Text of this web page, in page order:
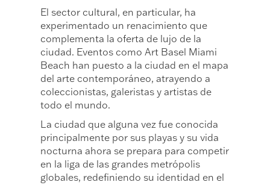
El sector cultural, en particular, ha
experimentado un renacimiento que
complementa la oferta de lujo de la
ciudad. Eventos como Art Basel Miami
Beach han puesto a la ciudad en el mapa
del arte contemporáneo, atrayendo a
coleccionistas, galeristas y artistas de
todo el mundo.
La ciudad que alguna vez fue conocida
principalmente por sus playas y su vida
nocturna ahora se prepara para competir
en la liga de las grandes metrópolis
globales, redefiniendo su identidad en el